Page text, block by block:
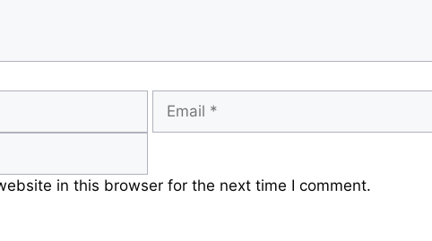
Email
in this browser for the next time I comment.